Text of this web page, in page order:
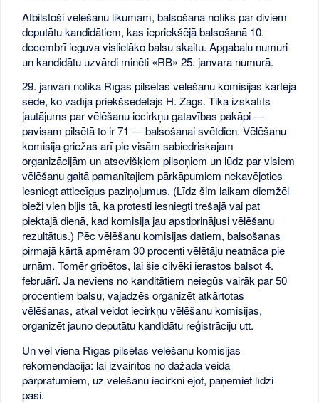
Atbilstoši vēlēšanu likumam, balsošana notiks par diviem
deputātu kandidātiem, kas iepriekšējā balsošanā 10.
decembrī ieguva vislielāko balsu skaitu. Apgabalu numuri
un kandidātu uzvārdi minēti «RB» 25. janvara numurā.
29. janvārī notika Rīgas pilsētas vēlēšanu komisijas kārtējā
sēde, ko vadīja priekšsēdētājs H. Zāgs. Tika izskatīts
jautājums par vēlēšanu iecirkņu gatavības pakāpi —
pavisam pilsētā to ir 71 — balsošanai svētdien. Vēlēšanu
komisija griežas arī pie visām sabiedriskajam
organizācijām un atsevišķiem pilsoņiem un lūdz par visiem
vēlēšanu gaitā pamanītajiem pārkāpumiem nekavējoties
iesniegt attiecīgus paziņojumus. (Līdz šim laikam diemžēl
bieži vien bijis tā, ka protesti iesniegti trešajā vai pat
piektajā dienā, kad komisija jau apstiprinājusi vēlēšanu
rezultātus.) Pēc vēlēšanu komisijas datiem, balsošanas
pirmajā kārtā apmēram 30 procenti vēlētāju neatnāca pie
urnām. Tomēr gribētos, lai šie cilvēki ierastos balsot 4.
februārī. Ja neviens no kanditātiem neiegūs vairāk par 50
procentiem balsu, vajadzēs organizēt atkārtotas
vēlēšanas, atkal veidot iecirkņu vēlēšanu komisijas,
organizēt jauno deputātu kandidātu reģistrāciju utt.
Un vēl viena Rīgas pilsētas vēlēšanu komisijas
rekomendācija: lai izvairītos no dažāda veida
pārpratumiem, uz vēlēšanu iecirkni ejot, paņemiet līdzi
pasi.